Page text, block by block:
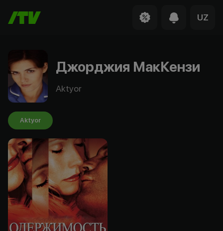
UZ
Джорджия МакКензи
Aktyor
Aktyor